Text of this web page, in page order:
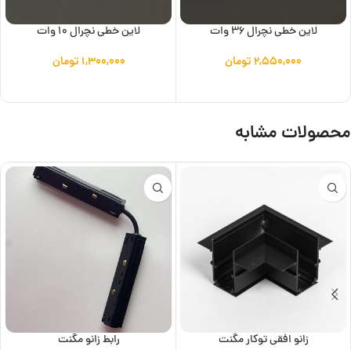
لاین خطی نچرال 36 وات
۲,۵۵۰,۰۰۰تومان
لاین خطی نچرال 10 وات
۱,۳۰۰,۰۰۰ تومان
محصولات مشابه
زانو افقی توکار مگنت رابط زانو مگنت